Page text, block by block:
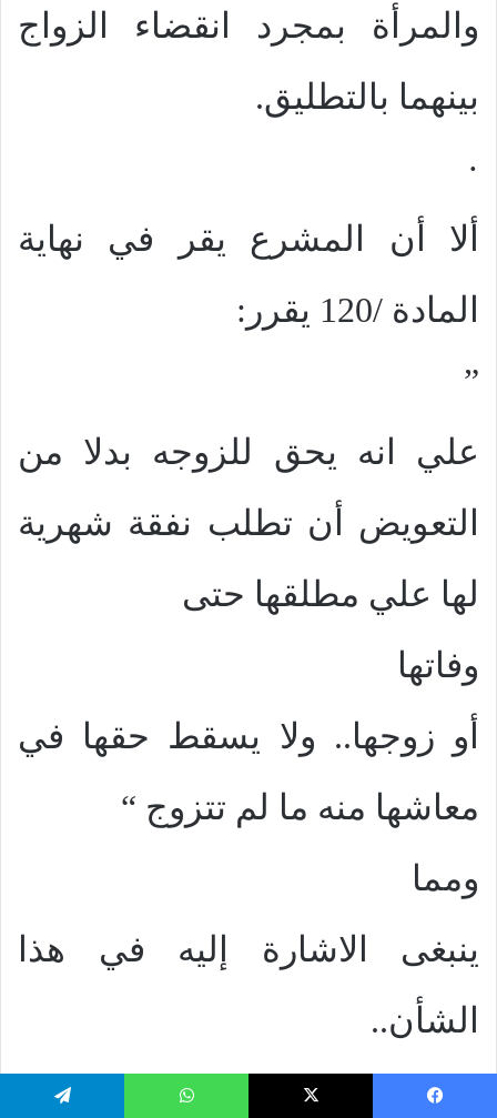
والمرأة بمجرد انقضاء الزواج
بينهما بالتطليق.
·
ألا أن المشرع يقر في نهاية
المادة /120 يقرر:
”
علي انه يحق للزوجه بدلا من
التعويض أن تطلب نفقة شهرية
لها علي مطلقها حتى
وفاتها
أو زوجها.. ولا يسقط حقها في
معاشها منه ما لم تتزوج “
ومما
ينبغى الاشارة إليه في هذا
الشأن..
حرص